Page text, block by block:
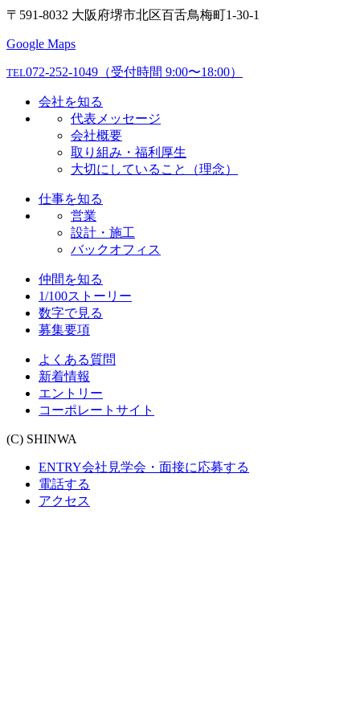
〒591-8032 大阪府堺市北区百舌鳥梅町1-30-1
Google Maps
TEL072-252-1049 （受付時間 9:00〜18:00）
会社を知る
代表メッセージ
会社概要
取り組み・福利厚生
大切にしていること（理念）
仕事を知る
営業
設計・施工
バックオフィス
仲間を知る
1/100ストーリー
数字で見る
募集要項
よくある質問
新着情報
エントリー
コーポレートサイト
(C) SHINWA
ENTRY会社見学会・面接に応募する
電話する
アクセス